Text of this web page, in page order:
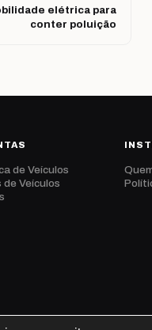
elétrica para
conter poluição
de Veículos
Veículos